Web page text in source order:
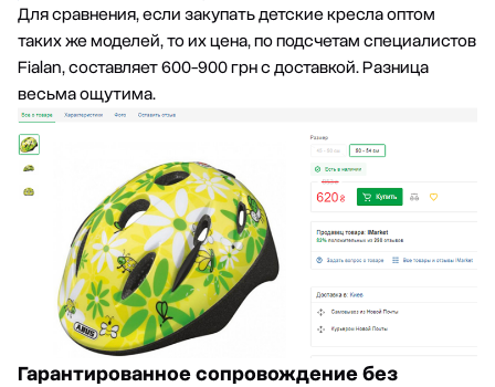
Для сравнения, если закупать детские кресла оптом
таких же моделей, то их цена, по подсчетам специалистов
Fialan, составляет 600-900 грн с доставкой. Разница
весьма ощутима.
Гарантированное сопровождение без